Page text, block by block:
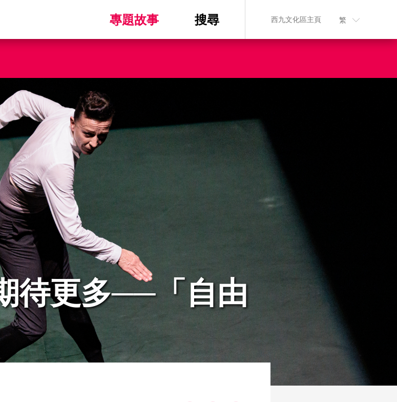
navigation
專題故事 搜尋 西九文化區主頁 繁
待更多──「自由